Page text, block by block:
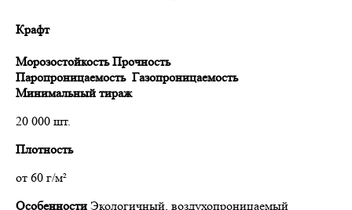
Крафт
Морозостойкость Прочность
Паропроницаемость Газопроницаемость
Минимальный тираж
20 000 шт.
Плотность
от 60 г/м²
Особенности Экологичный, воздухопроницаемый